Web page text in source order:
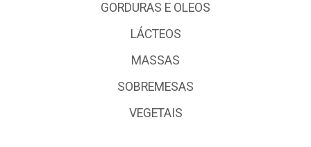
GORDURAS E OLEOS
LÁCTEOS
MASSAS
SOBREMESAS
VEGETAIS